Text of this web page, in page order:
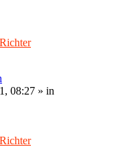
08:27 » in